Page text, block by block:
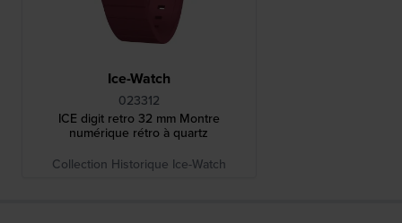
Ice-Watch
023312
ICE digit retro 32 mm Montre
numérique rétro à quartz
Collection Historique Ice-Watch